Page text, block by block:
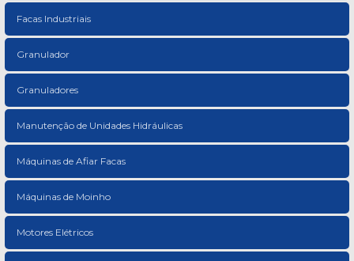
Facas Industriais
Granulador
Granuladores
Manutenção de Unidades Hidráulicas
Máquinas de Afiar Facas
Máquinas de Moinho
Motores Elétricos